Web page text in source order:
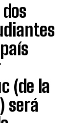
(de la
será